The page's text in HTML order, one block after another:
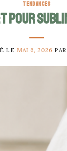
TENDANCES
pour
LE MAI 6, 2026 PAR